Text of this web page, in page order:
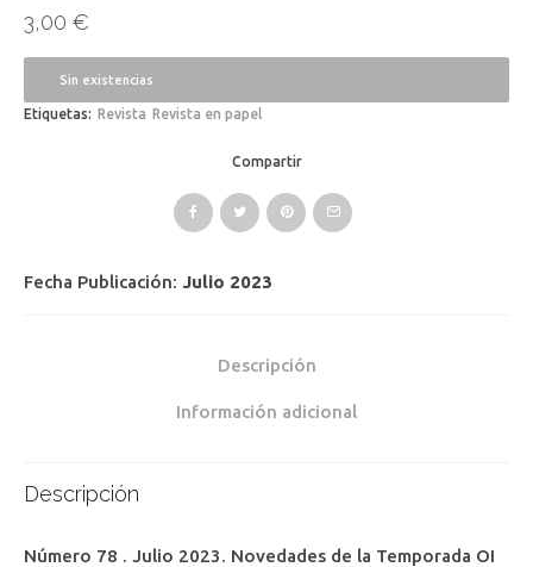
3,00 €
Fecha Publicación: Julio 2023
Sin existencias
Etiquetas: Revista Revista en papel
Compartir
Descripción
Información adicional
Descripción
Número 78 . Julio 2023. Novedades de la Temporada OI